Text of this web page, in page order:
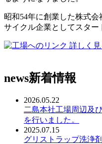
昭和54年に創業した株式
サイクル企業としてスター
詳しく見
news新着情報
2026.05.22
二島本社工場周辺及
を行いました。
2025.07.15
グリストラップ洗浄